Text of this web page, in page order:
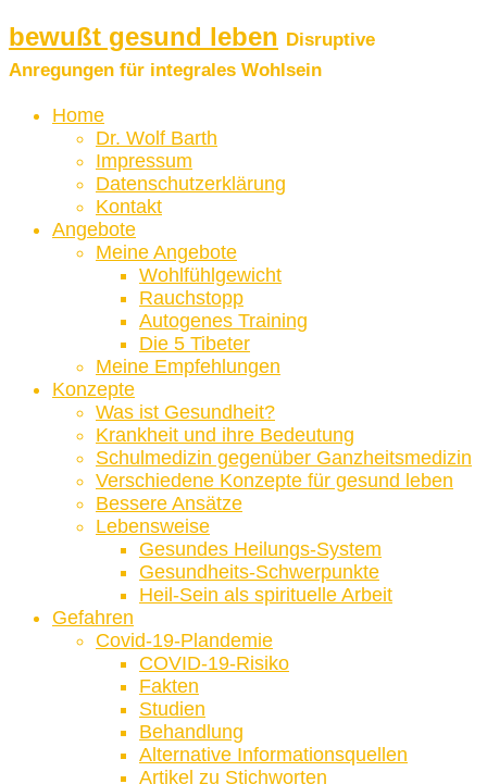
bewußt gesund leben Disruptive
Anregungen für integrales Wohlsein
Home
Dr. Wolf Barth
Impressum
Datenschutzerklärung
Kontakt
Angebote
Meine Angebote
Wohlfühlgewicht
Rauchstopp
Autogenes Training
Die 5 Tibeter
Meine Empfehlungen
Konzepte
Was ist Gesundheit?
Krankheit und ihre Bedeutung
Schulmedizin gegenüber Ganzheitsmedizin
Verschiedene Konzepte für gesund leben
Bessere Ansätze
Lebensweise
Gesundes Heilungs-System
Gesundheits-Schwerpunkte
Heil-Sein als spirituelle Arbeit
Gefahren
Covid-19-Plandemie
COVID-19-Risiko
Fakten
Studien
Behandlung
Alternative Informationsquellen
Artikel zu Stichworten